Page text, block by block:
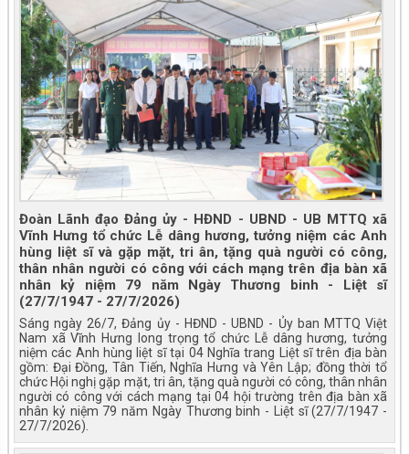
Đoàn Lãnh đạo Đảng ủy - HĐND - UBND - UB MTTQ xã
Vĩnh Hưng tổ chức Lễ dâng hương, tưởng niệm các Anh
hùng liệt sĩ và gặp mặt, tri ân, tặng quà người có công,
thân nhân người có công với cách mạng trên địa bàn xã
nhân kỷ niệm 79 năm Ngày Thương binh - Liệt sĩ
(27/7/1947 - 27/7/2026)
Sáng ngày 26/7, Đảng ủy - HĐND - UBND - Ủy ban MTTQ Việt
Nam xã Vĩnh Hưng long trọng tổ chức Lễ dâng hương, tưởng
niệm các Anh hùng liệt sĩ tại 04 Nghĩa trang Liệt sĩ trên địa bàn
gồm: Đại Đồng, Tân Tiến, Nghĩa Hưng và Yên Lập; đồng thời tổ
chức Hội nghị gặp mặt, tri ân, tặng quà người có công, thân nhân
người có công với cách mạng tại 04 hội trường trên địa bàn xã
nhân kỷ niệm 79 năm Ngày Thương binh - Liệt sĩ (27/7/1947 -
27/7/2026).